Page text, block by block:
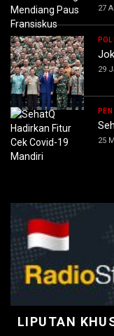
27
29
25
LIPUTAN